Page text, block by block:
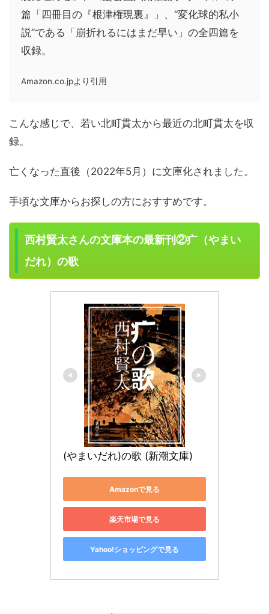
篇「四冊目の『根津権現裏』」、“変化球的私小
説”である「崩折れるにはまだ早い」の全四篇を
収録。
Amazon.co.jpより引用
こんな感じで、若い北町貫太から最近の北町貫太を収
録。
亡くなった直後（2022年5月）に文庫化されました。
手頃な文庫からお探しの方におすすめです。
西村賢太さんの文庫本の最新刊②疒（やまい
だれ）の歌
(やまいだれ)の歌 (新潮文庫)
Amazonで見る
楽天市場で見る
Yahoo!ショッピングで見る